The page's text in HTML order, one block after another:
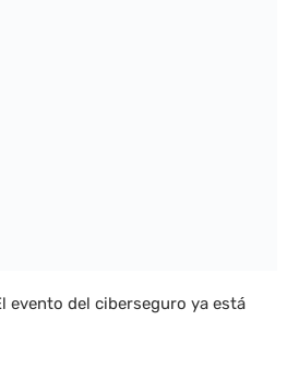
evento del ciberseguro ya está